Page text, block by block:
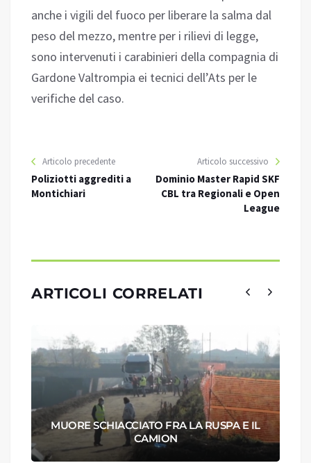
anche i vigili del fuoco per liberare la salma dal
peso del mezzo, mentre per i rilievi di legge,
sono intervenuti i carabinieri della compagnia di
Gardone Valtrompia ei tecnici dell’Ats per le
verifiche del caso.
Articolo precedente
Poliziotti aggrediti a
Montichiari
Articolo successivo
Dominio Master Rapid SKF
CBL tra Regionali e Open
League
ARTICOLI CORRELATI
MUORE SCHIACCIATO FRA LA RUSPA E IL
CAMION